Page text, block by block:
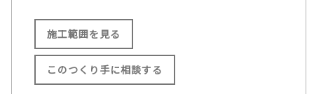
施工範囲を見る
施工範囲
このつくり手に相談する